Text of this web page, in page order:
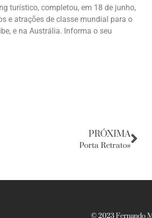
turístico, completou, em 18 de junho,
e atrações de classe mundial para o
e na Austrália. Informa o seu
PRÓXIMA
Porta Retratos
© 2023 Fernando